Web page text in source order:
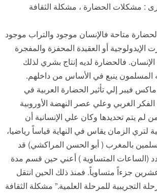
: مشكلات الحضارة ، مشكلة الثقافة
متاحة فالإنسان موجود والتراب موجود
الإيدولوجية أو العقيدة المحفزة والمفجرة
فالحضارة لديه إنتاج بشري لذلك
المسلمون ينبع في الأساس من داخلهم.
فيبر إلي تأثير الحضارة العربية في
الغربي وعلي عصر النهضة الأوروبية
لم يتم تحديدها وكان علي الإنسانية أن
لتري الزمان يقاس في النهاية قياساً رياضيا،
بالمغرب ( أبو الحسن المراكشي) قد
(الساعات المتساوية ) أعني حين قسم مدة
جزءاً متساوياً. فمنذ ذلك الحين انتقل
التجريبية للمرحلة العلمية.” مشكلة الثقافة